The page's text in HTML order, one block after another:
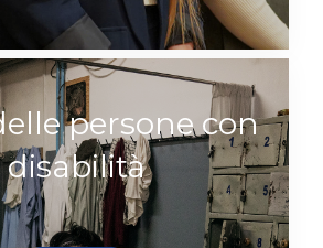
persone con
disabilità